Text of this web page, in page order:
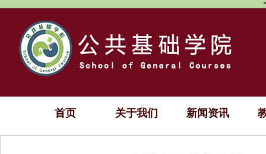
首页 关于我们 新闻资讯